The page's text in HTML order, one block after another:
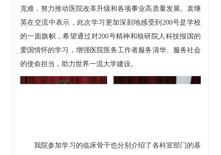
克难，努力推动医院改革升级和各项事业高质量发展。袁继
英在交流中表示，此次学习更加深刻地感受到200号是学校
的一面旗帜，希望通过对200号精神和核研院人科技报国的
爱国情怀的学习，增强医院医务工作者服务清华、服务社会
的使命担当，助力世界一流大学建设。
我院参加学习的临床骨干也分别介绍了各科室部门的基